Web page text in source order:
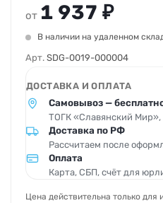
от 1 937 ₽
В наличии на удаленном
Арт. SDG-0019-000004
ДОСТАВКА И ОПЛАТА
Самовывоз —
ТОГК «Славянский Мир»,
Доставка по РФ
Рассчитаем после
Оплата
Карта, СБП, счёт для
Цена действительна только